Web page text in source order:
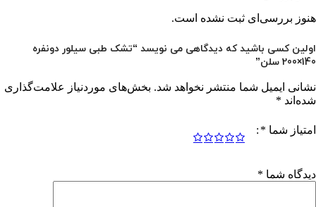
هنوز بررسی‌ای ثبت نشده است.
اولین کسی باشید که دیدگاهی می نویسد “تشک طبی سیلور دو‌نفره
140×200 سلن”
نشانی ایمیل شما منتشر نخواهد شد. بخش‌های موردنیاز علامت‌گذاری
شده‌اند *
امتیاز شما *
دیدگاه شما *